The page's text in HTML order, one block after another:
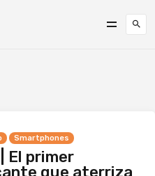
Smartphones
El primer
que aterriza